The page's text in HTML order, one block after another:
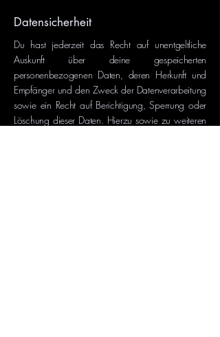
Datensicherheit
Du hast jederzeit das Recht auf unentgeltliche
Auskunft über deine gespeicherten
personenbezogenen Daten, deren Herkunft und
Empfänger und den Zweck der Datenverarbeitung
sowie ein Recht auf Berichtigung, Sperrung oder
Löschung dieser Daten. Hierzu sowie zu weiteren